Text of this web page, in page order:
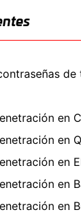
en
en
en
en
en